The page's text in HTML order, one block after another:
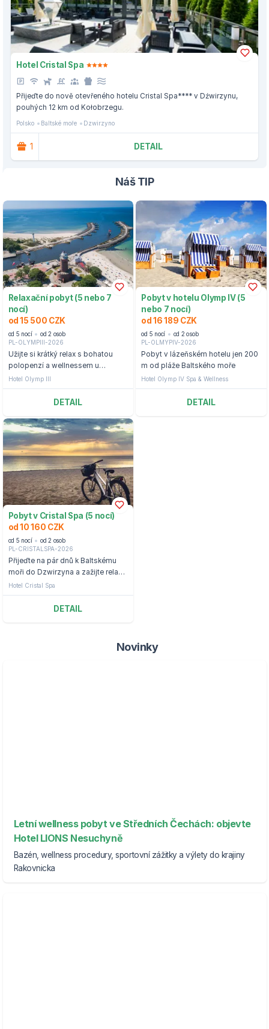
Hotel Cristal Spa
Přijeďte do nově otevřeného hotelu Cristal Spa**** v Dźwirzynu,
pouhých 12 km od Kołobrzegu.
Polsko Baltské moře Dzwirzyno
1 DETAIL
Náš TIP
Relaxační pobyt (5 nebo 7
nocí)
od 15 500 CZK
od 5 nocí
od 2 osob
PL-OLYMPIII-2026
Užijte si krátký relax s bohatou
polopenzí a wellnessem u
Baltského moře ve středisku
Kołobrzeg.
Hotel Olymp III
DETAIL
Pobyt v hotelu Olymp IV (5
nebo 7 nocí)
od 16 189 CZK
od 5 nocí
od 2 osob
PL-OLMYPIV-2026
Pobyt v lázeňském hotelu jen 200
m od pláže Baltského moře
Hotel Olymp IV Spa & Wellness
DETAIL
Pobyt v Cristal Spa (5 nocí)
od 10 160 CZK
od 5 nocí
od 2 osob
PL-CRISTALSPA-2026
Přijeďte na pár dnů k Baltskému
moři do Dzwirzyna a zažijte relax v
hotelu Cristal Spa.
Hotel Cristal Spa
DETAIL
Novinky
Letní wellness pobyt ve Středních Čechách: objevte
Hotel LIONS Nesuchyně
Bazén, wellness procedury, sportovní zážitky a výlety do krajiny
Rakovnicka